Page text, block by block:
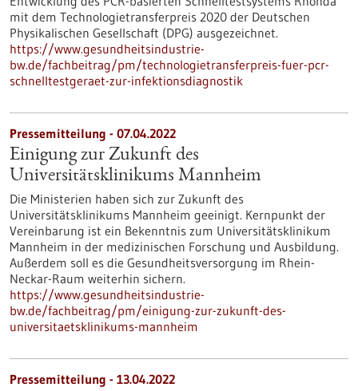
mit dem Technologietransferpreis 2020 der Deutschen
Physikalischen Gesellschaft (DPG) ausgezeichnet.
https://www.gesundheitsindustrie-
bw.de/fachbeitrag/pm/technologietransferpreis-fuer-pcr-
schnelltestgeraet-zur-infektionsdiagnostik
Pressemitteilung - 07.04.2022
Einigung zur Zukunft des
Universitätsklinikums Mannheim
Die Ministerien haben sich zur Zukunft des
Universitätsklinikums Mannheim geeinigt. Kernpunkt der
Vereinbarung ist ein Bekenntnis zum Universitätsklinikum
Mannheim in der medizinischen Forschung und Ausbildung.
Außerdem soll es die Gesundheitsversorgung im Rhein-
Neckar-Raum weiterhin sichern.
https://www.gesundheitsindustrie-
bw.de/fachbeitrag/pm/einigung-zur-zukunft-des-
universitaetsklinikums-mannheim
Pressemitteilung - 13.04.2022